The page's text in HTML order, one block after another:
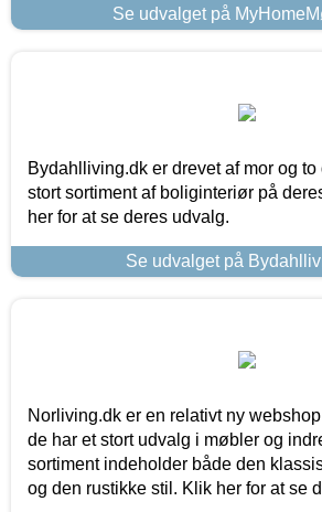
Se udvalget på
Bydahlliving.dk er drevet af mor og
stort sortiment af boliginteriør på
her for at se deres udvalg.
Se udvalget på
Norliving.dk er en relativt ny
de har et stort udvalg i møbler og
sortiment indeholder både den
og den rustikke stil. Klik her for at se